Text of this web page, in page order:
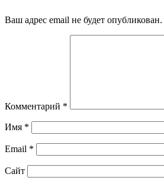
Ваш адрес email не будет опубликован.
Комментарий *
Имя *
Email *
Сайт